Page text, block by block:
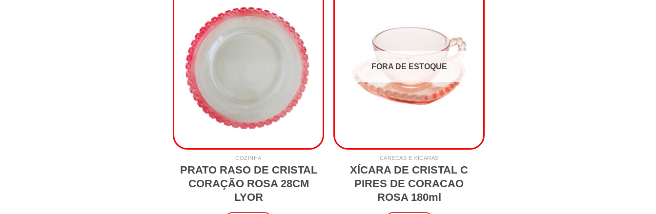
COZINHA
PRATO RASO DE CRISTAL
CORAÇÃO ROSA 28CM
LYOR
FORA DE ESTOQUE
CANECAS E XÍCARAS
XÍCARA DE CRISTAL C
PIRES DE CORACAO
ROSA 180ml